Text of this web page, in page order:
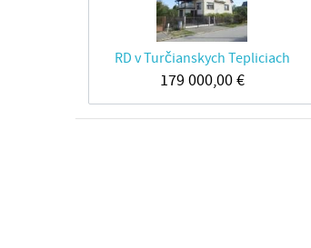
RD v Turčianskych Tepliciach
179 000,00€